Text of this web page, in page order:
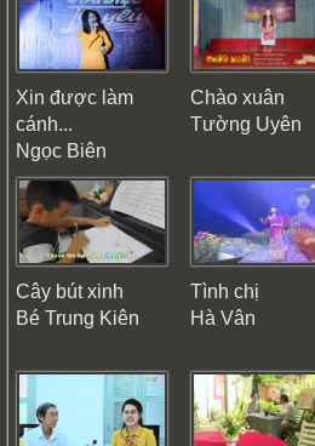
Xin được làm
cánh...
Ngọc Biên
Chào xuân
Tường Uyên
Cây bút xinh
Bé Trung Kiên
Tình chị
Hà Vân